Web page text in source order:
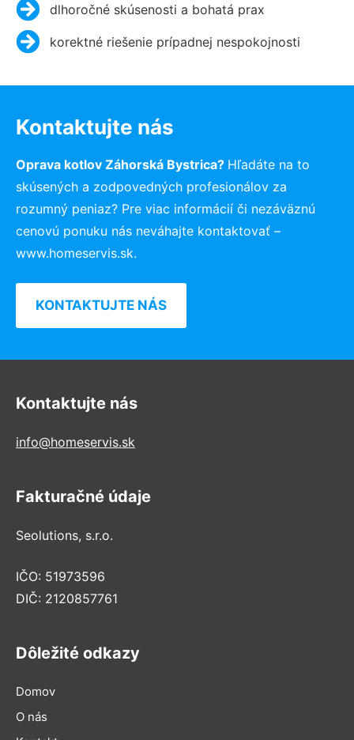
dlhoročné skúsenosti a bohatá prax
korektné riešenie prípadnej nespokojnosti
Kontaktujte nás
Oprava kotlov Záhorská Bystrica? Hľadáte na to
skúsených a zodpovedných profesionálov za
rozumný peniaz? Pre viac informácií či nezáväznú
cenovú ponuku nás neváhajte kontaktovať –
www.homeservis.sk.
KONTAKTUJTE NÁS
Kontaktujte nás
info@homeservis.sk
Fakturačné údaje
Seolutions, s.r.o.
IČO: 51973596
DIČ: 2120857761
Dôležité odkazy
Domov
O nás